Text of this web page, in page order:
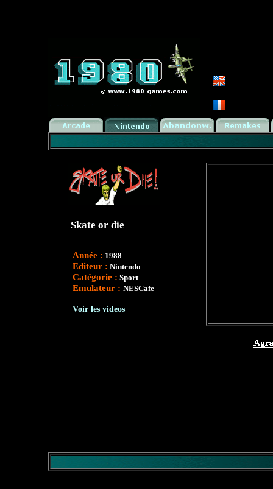
Skate or die
Année : 1988
Editeur : Nintendo
Catégorie : Sport
Emulateur : NESCafe
Voir les videos